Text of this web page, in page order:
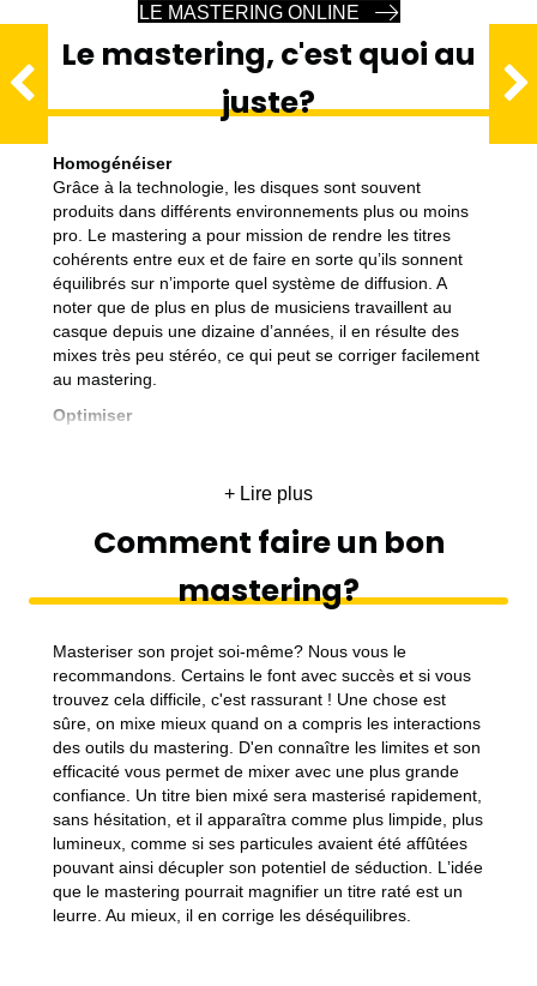
LE MASTERING ONLINE
Le mastering, c'est quoi au
juste?
Homogénéiser
Grâce à la technologie, les disques sont souvent
produits dans différents environnements plus ou moins
pro. Le mastering a pour mission de rendre les titres
cohérents entre eux et de faire en sorte quʼils sonnent
équilibrés sur nʼimporte quel système de diffusion. A
noter que de plus en plus de musiciens travaillent au
casque depuis une dizaine dʼannées, il en résulte des
mixes très peu stéréo, ce qui peut se corriger facilement
au mastering.
Optimiser
forces. Comme par exemple supprimer les ‘Sʼ ou les
lʼécoute fatigante. Cela permet aussi de remettre du gain
dans un passage pour affirmer son rôle de climax ou
bien de lisser les transientes pour plus de confort
dʼécoute. Le mastering sert également à éclaircir un titre
bas médium sans oublier les accidents comme les clics
numériques ou les inversions de phase sur le grave.
Editer
Il arrive de demander au mastering dʼéditer un titre pour
une version plus courte, pour des besoins promo
comme la radio. Dans ce cas, on donnera des stems.
Cʼest aussi un moment où on peut agir sur la narration
de lʼalbum en réglant lʼordre, les silences ou les cross
fades entre les morceaux. Il est fortement conseillé de
venir avec un ordre.
Maximiser le niveau
+ Lire plus
Comment faire un bon
mastering?
Masteriser son projet soi-même? Nous vous le
recommandons. Certains le font avec succès et si vous
trouvez cela difficile, c'est rassurant ! Une chose est
sûre, on mixe mieux quand on a compris les interactions
des outils du mastering. D'en connaître les limites et son
efficacité vous permet de mixer avec une plus grande
confiance. Un titre bien mixé sera masterisé rapidement,
sans hésitation, et il apparaîtra comme plus limpide, plus
lumineux, comme si ses particules avaient été affûtées
pouvant ainsi décupler son potentiel de séduction. Lʼidée
que le mastering pourrait magnifier un titre raté est un
leurre. Au mieux, il en corrige les déséquilibres.